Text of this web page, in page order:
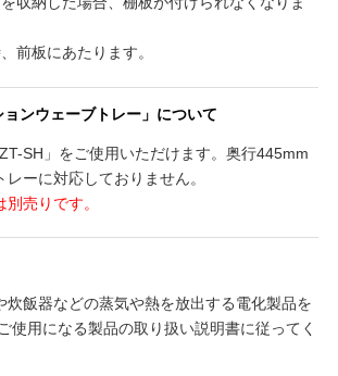
前板にあたります。
ンウェーブトレー」について
SH」をご使用いただけます。奥行445mm
ーに対応しておりません。
売りです。
飯器などの蒸気や熱を放出する電化製品を
使用になる製品の取り扱い説明書に従ってく